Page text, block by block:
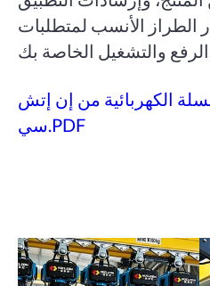
الطراز الأنسب لمتطلبات
الكهربائية من إن إتش
سي.PDF